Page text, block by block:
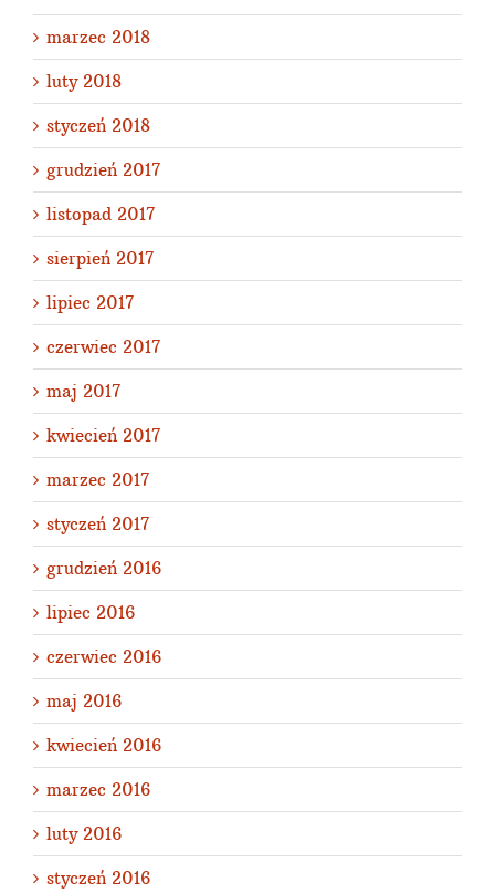
marzec 2018
luty 2018
styczeń 2018
grudzień 2017
listopad 2017
sierpień 2017
lipiec 2017
czerwiec 2017
maj 2017
kwiecień 2017
marzec 2017
styczeń 2017
grudzień 2016
lipiec 2016
czerwiec 2016
maj 2016
kwiecień 2016
marzec 2016
luty 2016
styczeń 2016